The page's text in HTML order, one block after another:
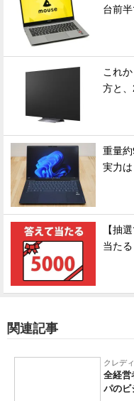
台前
これ
方と
重量
実力は
【抽
当た
関連記事
クレデ
全経営
パのビ